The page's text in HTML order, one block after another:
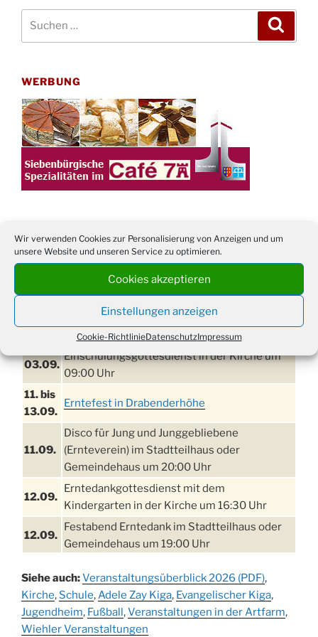
Wir verwenden Cookies zur Personalisierung von Anzeigen und um
unsere Website und unseren Service zu optimieren.
Cookies akzeptieren
Einstellungen anzeigen
Cookie-RichtlinieDatenschutzImpressum
WERBUNG
TERMINE
28.8.
Sommerfreizeit der Ev. Jugend in Berlin für
Kinder ab 13 Jahren
29.08.
Damen Doppel - Turnier des TC77 am
Tennisplatz
03.09.
Einschulungsgottesdienst in der Kirche um
09:00 Uhr
11. bis
13.09.
Erntefest in Drabenderhöhe
11.09.
Disco für Jung und Junggebliebene
(Ernteverein) im Stadtteilhaus oder
Gemeindehaus um 20:00 Uhr
12.09.
Erntedankgottesdienst mit dem
Kindergarten in der Kirche um 16:30 Uhr
12.09.
Festabend Erntedank im Stadtteilhaus oder
Gemeindehaus um 19:00 Uhr
13.09.
Stadtteilhaus um 14:00 Uhr
19.09.
Schlagerabend im Stadtteilhaus
Drabenderhöhe
Siehe auch:Veranstaltungsüberblick 2026 (PDF),
Kirche, Schule,Adele Zay Kiga, Evangelischer Kiga,
Jugendheim, Fußball,Veranstaltungen in der Artfarm,
Wiehler Veranstaltungen